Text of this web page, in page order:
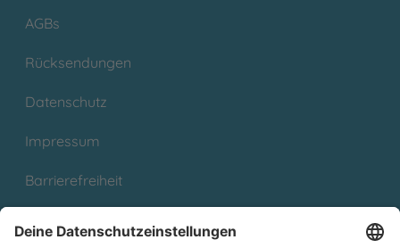
AGBs
Rücksendungen
Datenschutz
Impressum
Barrierefreiheit